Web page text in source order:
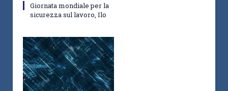
Giornata mondiale per la
sicurezza sul lavoro, Ilo